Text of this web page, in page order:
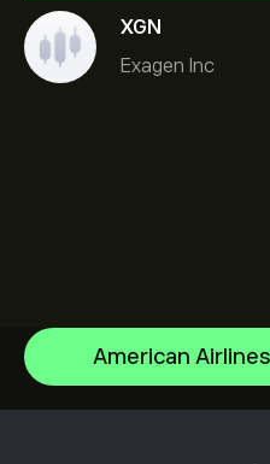
XGN
Exagen Inc
American
Sandisk Corp/DE
Hilfezentrum